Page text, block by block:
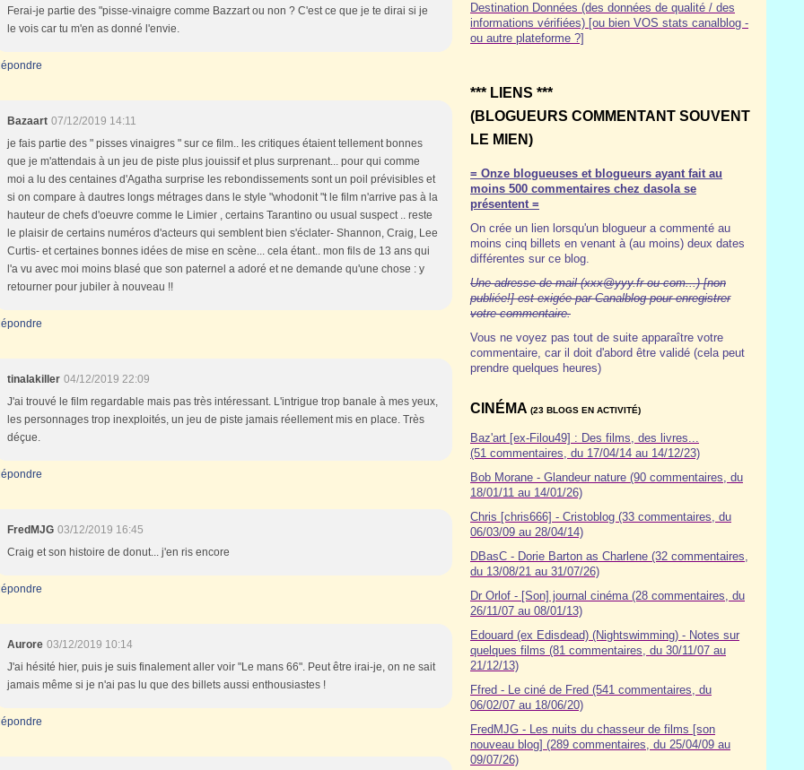
Ferai-je partie des "pisse-vinaigre comme Bazzart ou non ? C'est ce que je te dirai si je
le vois car tu m'en as donné l'envie.
Bazaart 07/12/2019 14:11
je fais partie des " pisses vinaigres " sur ce film.. les critiques étaient tellement bonnes
que je m'attendais à un jeu de piste plus jouissif et plus surprenant... pour qui comme
moi a lu des centaines d'Agatha surprise les rebondissements sont un poil prévisibles et
si on compare à dautres longs métrages dans le style "whodonit "t le film n'arrive pas à la
hauteur de chefs d'oeuvre comme le Limier , certains Tarantino ou usual suspect .. reste
le plaisir de certains numéros d'acteurs qui semblent bien s'éclater- Shannon, Craig, Lee
Curtis- et certaines bonnes idées de mise en scène... cela étant.. mon fils de 13 ans qui
l'a vu avec moi moins blasé que son paternel a adoré et ne demande qu'une chose : y
retourner pour jubiler à nouveau !!
tinalakiller 04/12/2019 22:09
J'ai trouvé le film regardable mais pas très intéressant. L'intrigue trop banale à mes yeux,
les personnages trop inexploités, un jeu de piste jamais réellement mis en place. Très
déçue.
FredMJG 03/12/2019 16:45
Craig et son histoire de donut... j'en ris encore
Aurore 03/12/2019 10:14
J'ai hésité hier, puis je suis finalement aller voir "Le mans 66". Peut être irai-je, on ne sait
jamais même si je n'ai pas lu que des billets aussi enthousiastes !
Destination Données (des données de qualité / des
informations vérifiées) [ou bien VOS stats canalblog -
ou autre plateforme ?]
*** LIENS ***
(BLOGUEURS COMMENTANT SOUVENT
LE MIEN)
= Onze blogueuses et blogueurs ayant fait au
moins 500 commentaires chez dasola se
présentent =
On crée un lien lorsqu'un blogueur a commenté au
moins cinq billets en venant à (au moins) deux dates
différentes sur ce blog.
Une adresse de mail (xxx@yyy.fr ou com...) [non
publiée!] est exigée par Canalblog pour enregistrer
votre commentaire.
Vous ne voyez pas tout de suite apparaître votre
commentaire, car il doit d'abord être validé (cela peut
prendre quelques heures)
CINÉMA (23 BLOGS EN ACTIVITÉ)
Baz'art [ex-Filou49] : Des films, des livres...
(51 commentaires, du 17/04/14 au 14/12/23)
Bob Morane - Glandeur nature (90 commentaires, du
18/01/11 au 14/01/26)
Chris [chris666] - Cristoblog (33 commentaires, du
06/03/09 au 28/04/14)
DBasC - Dorie Barton as Charlene (32 commentaires,
du 13/08/21 au 31/07/26)
Dr Orlof - [Son] journal cinéma (28 commentaires, du
26/11/07 au 08/01/13)
Edouard (ex Edisdead) (Nightswimming) - Notes sur
quelques films (81 commentaires, du 30/11/07 au
21/12/13)
Ffred - Le ciné de Fred (541 commentaires, du
06/02/07 au 18/06/20)
FredMJG - Les nuits du chasseur de films [son
nouveau blog] (289 commentaires, du 25/04/09 au
09/07/26)